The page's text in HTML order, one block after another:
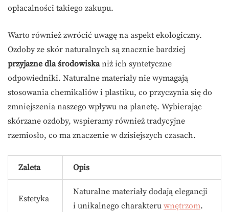
opłacalności takiego zakupu.
Warto również zwrócić uwagę na aspekt ekologiczny.
Ozdoby ze skór naturalnych są znacznie bardziej
przyjazne dla środowiskaniż ich syntetyczne
odpowiedniki. Naturalne materiały nie wymagają
stosowania chemikaliów i plastiku, co przyczynia się do
zmniejszenia naszego wpływu na planetę. Wybierając
skórzane ozdoby, wspieramy również tradycyjne
rzemiosło, co ma znaczenie w dzisiejszych czasach.
Zaleta Opis
Estetyka
Naturalne materiały dodają elegancji
i unikalnego charakteru wnętrzom.